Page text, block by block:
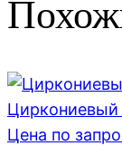
Циркониевый
Цена по